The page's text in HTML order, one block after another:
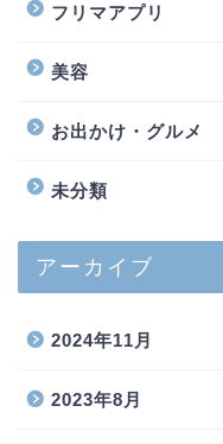
フリマアプリ
美容
お出かけ・グルメ
未分類
アーカイブ
2024年11月
2023年8月